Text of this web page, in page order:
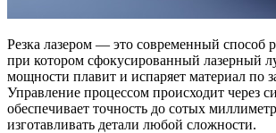
Резка лазером — это современный способ
при котором сфокусированный лазерный
мощности плавит и испаряет материал по
Управление процессом происходит через
обеспечивает точность до сотых
изготавливать детали любой сложности.